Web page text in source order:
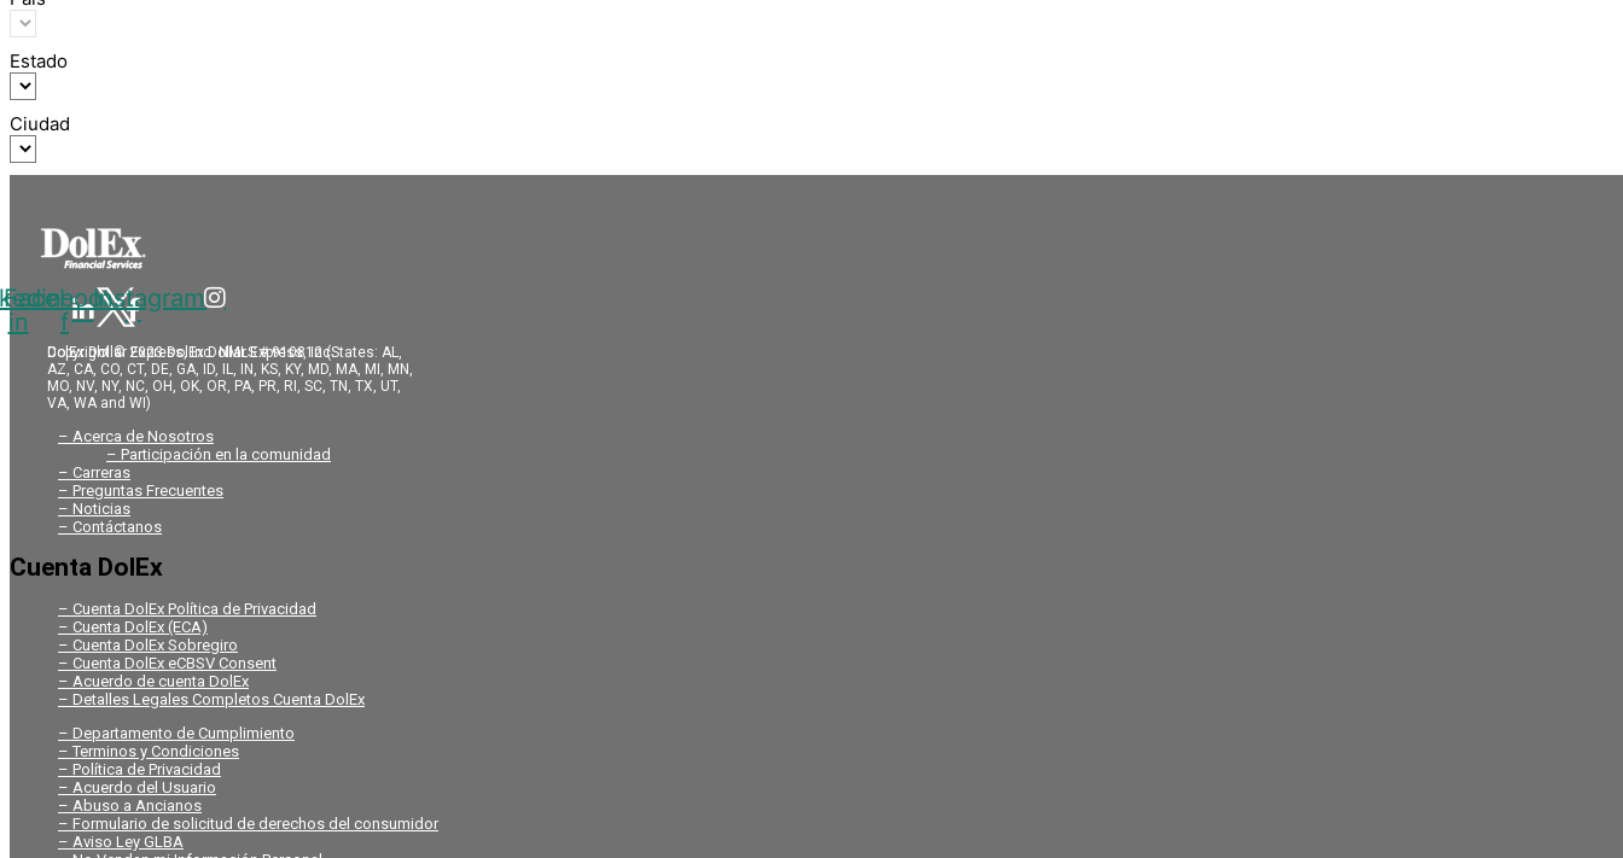
Estado
Ciudad
in
Facebook-
f
Instagram
Copyright © 2023 DolEx Dollar Express, Inc.
DolEx Dollar Express, Inc. NMLS # 910812 (States: AL,
AZ, CA, CO, CT, DE, GA, ID, IL, IN, KS, KY, MD, MA, MI, MN,
MO, NV, NY, NC, OH, OK, OR, PA, PR, RI, SC, TN, TX, UT,
VA, WA and WI)
– Acerca de Nosotros
– Participación en la comunidad
– Carreras
– Preguntas Frecuentes
– Noticias
– Contáctanos
Cuenta DolEx
– Cuenta DolEx Política de Privacidad
– Cuenta DolEx (ECA)
– Cuenta DolEx Sobregiro
– Cuenta DolEx eCBSV Consent
– Acuerdo de cuenta DolEx
– Detalles Legales Completos Cuenta DolEx
– Departamento de Cumplimiento
– Terminos y Condiciones
– Política de Privacidad
– Acuerdo del Usuario
– Abuso a Ancianos
– Formulario de solicitud de derechos del consumidor
– Aviso Ley GLBA